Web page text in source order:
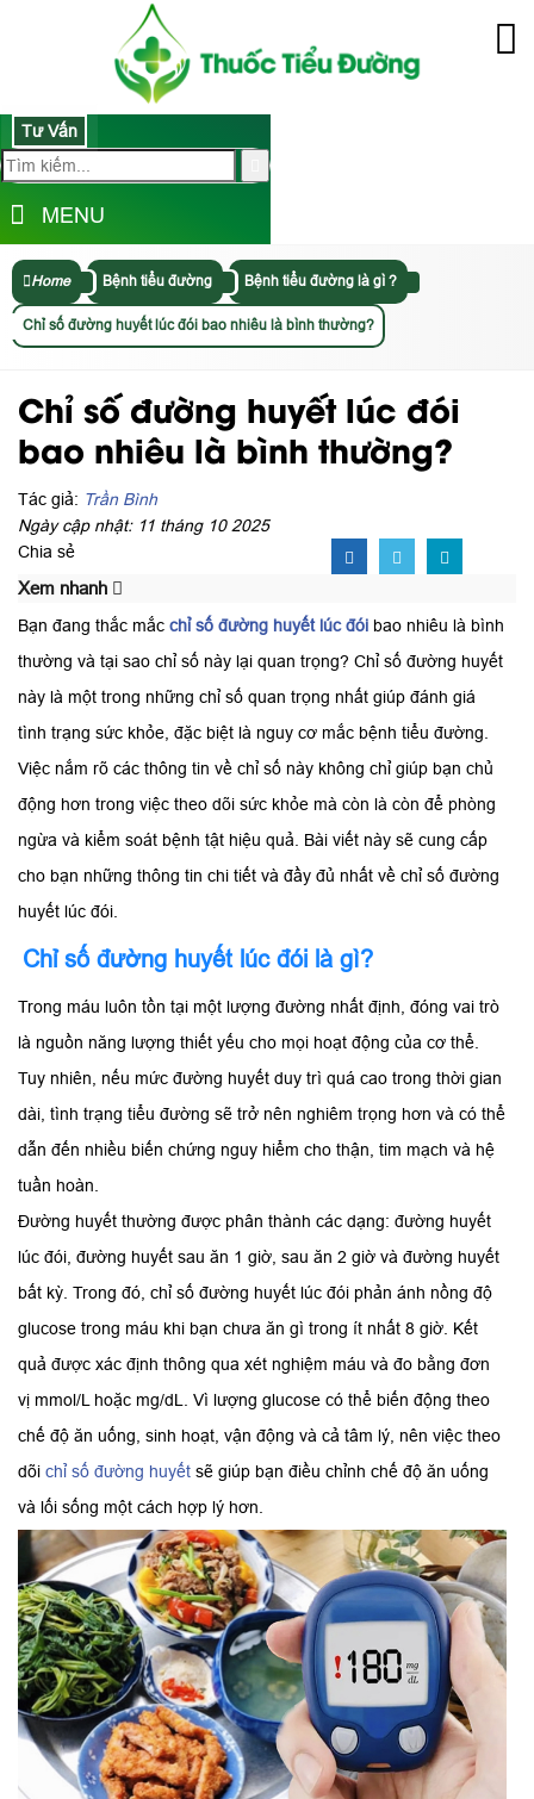
Tư Vấn
MENU
Home Bệnh tiểu đường Bệnh tiểu đường là gì ?
Chỉ số đường huyết lúc đói bao nhiêu là bình thường?
Chỉ số đường huyết lúc đói
bao nhiêu là bình thường?
Tác giả: Trần Bình
Ngày cập nhật: 11 tháng 10 2025
Chia sẻ
Xem nhanh
Bạn đang thắc mắc chỉ số đường huyết lúc đói bao nhiêu là bình
thường và tại sao chỉ số này lại quan trọng? Chỉ số đường huyết
này là một trong những chỉ số quan trọng nhất giúp đánh giá
tình trạng sức khỏe, đặc biệt là nguy cơ mắc bệnh tiểu đường.
Việc nắm rõ các thông tin về chỉ số này không chỉ giúp bạn chủ
động hơn trong việc theo dõi sức khỏe mà còn là còn để phòng
ngừa và kiểm soát bệnh tật hiệu quả. Bài viết này sẽ cung cấp
cho bạn những thông tin chi tiết và đầy đủ nhất về chỉ số đường
huyết lúc đói.
Chỉ số đường huyết lúc đói là gì?
Trong máu luôn tồn tại một lượng đường nhất định, đóng vai trò
là nguồn năng lượng thiết yếu cho mọi hoạt động của cơ thể.
Tuy nhiên, nếu mức đường huyết duy trì quá cao trong thời gian
dài, tình trạng tiểu đường sẽ trở nên nghiêm trọng hơn và có thể
dẫn đến nhiều biến chứng nguy hiểm cho thận, tim mạch và hệ
tuần hoàn.
Đường huyết thường được phân thành các dạng: đường huyết
lúc đói, đường huyết sau ăn 1 giờ, sau ăn 2 giờ và đường huyết
bất kỳ. Trong đó, chỉ số đường huyết lúc đói phản ánh nồng độ
glucose trong máu khi bạn chưa ăn gì trong ít nhất 8 giờ. Kết
quả được xác định thông qua xét nghiệm máu và đo bằng đơn
vị mmol/L hoặc mg/dL. Vì lượng glucose có thể biến động theo
chế độ ăn uống, sinh hoạt, vận động và cả tâm lý, nên việc theo
dõi chỉ số đường huyết sẽ giúp bạn điều chỉnh chế độ ăn uống
và lối sống một cách hợp lý hơn.